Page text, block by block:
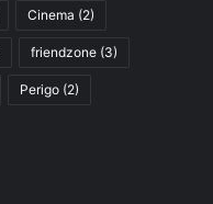
Cinema (2)
friendzone (3)
Perigo (2)